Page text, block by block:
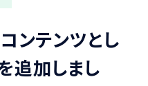
ンテンツとし
追加しまし